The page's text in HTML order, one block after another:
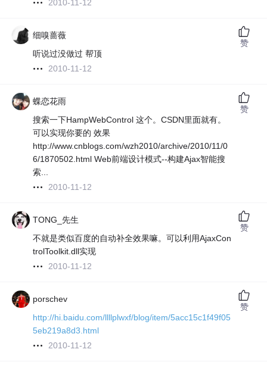
2010-11-12
细嗅蔷薇
听说过没做过 帮顶
2010-11-12
赞
蝶恋花雨
搜索一下HampWebControl 这个。CSDN里面就有。
可以实现你要的 效果
http://www.cnblogs.com/wzh2010/archive/2010/11/0
6/1870502.html Web前端设计模式--构建Ajax智能搜
索...
2010-11-12
赞
TONG_先生
不就是类似百度的自动补全效果嘛。可以利用AjaxCon
trolToolkit.dll实现
2010-11-12
赞
porschev
http://hi.baidu.com/llllplwxf/blog/item/5acc15c1f49f05
5eb219a8d3.html
2010-11-12
赞